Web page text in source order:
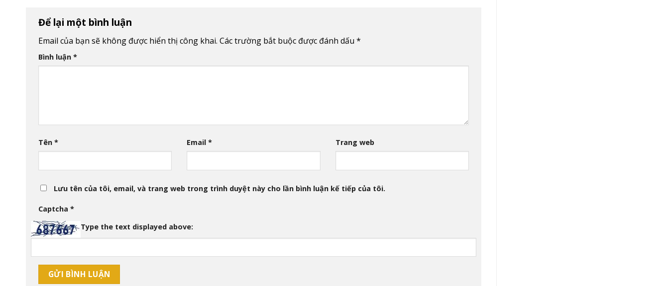
Để lại một bình luận
Email của bạn sẽ không được hiển thị công khai. Các trường bắt buộc được đánh dấu *
Bình luận *
Tên * Email* Trang web
Lưu tên của tôi, email, và trang web trong trình duyệt này cho lần bình luận kế tiếp của tôi.
Captcha *
Type the text displayed above: